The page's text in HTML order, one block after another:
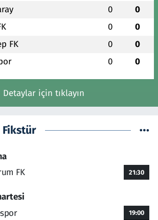
0 0
0 0
FK 0 0
0 0
Detaylar için tıklayın
Fikstür
FK
21:30
19:00